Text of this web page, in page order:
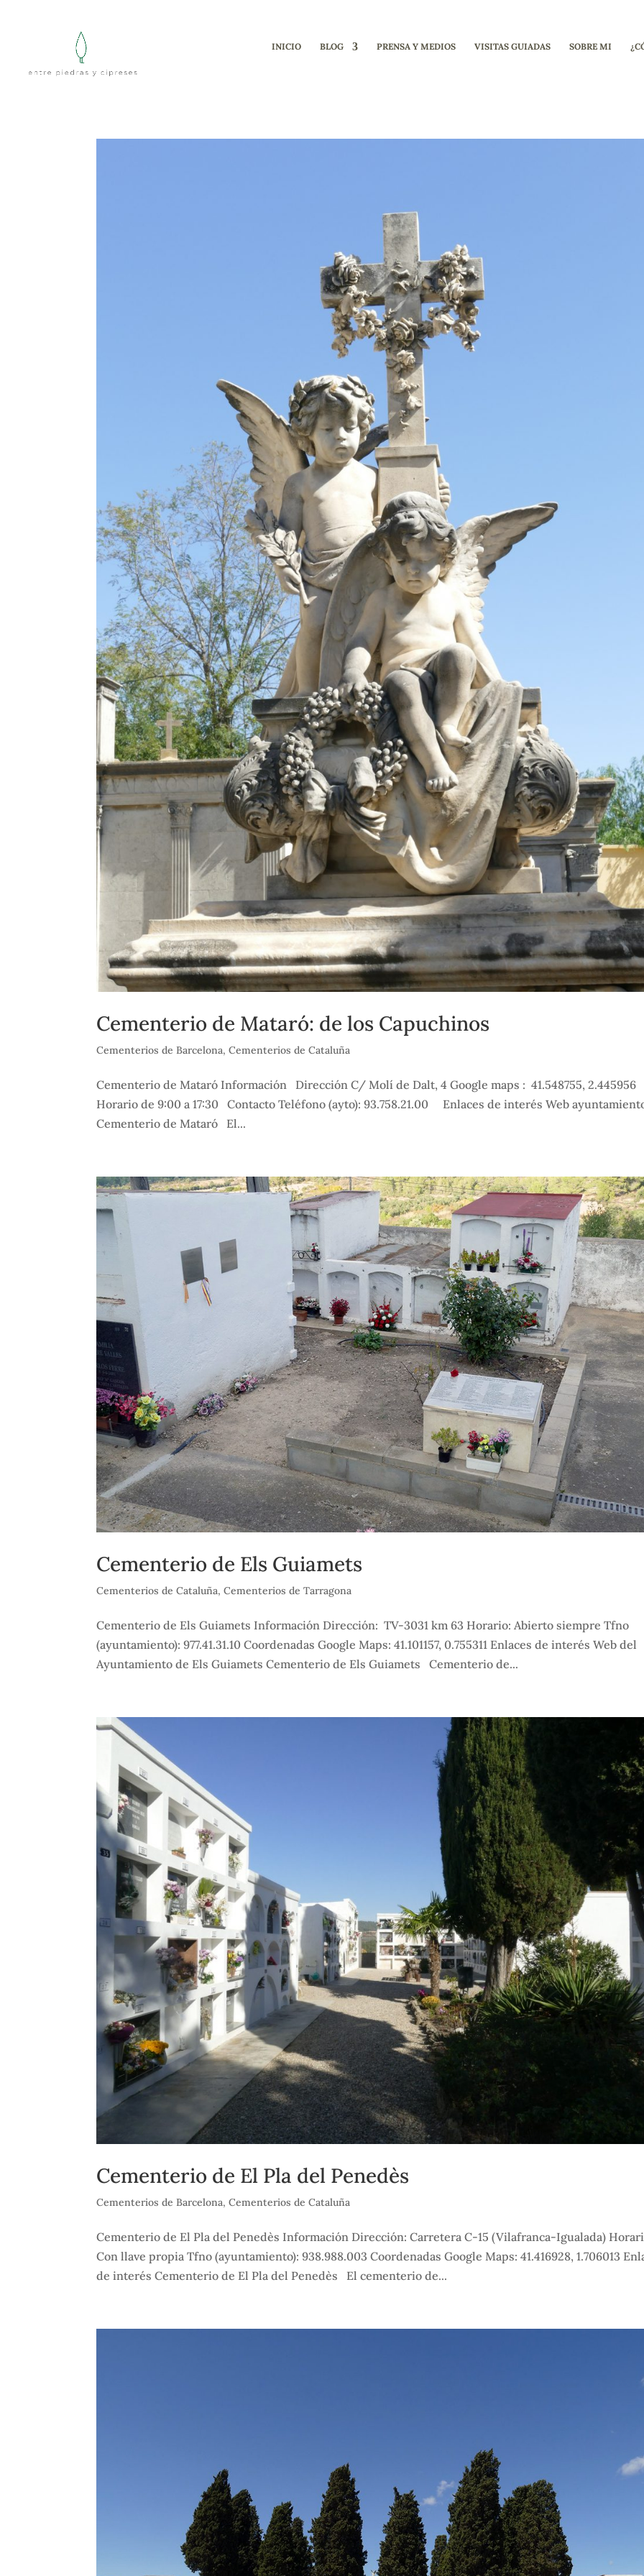
INICIO BLOG PRENSA Y MEDIOS VISITAS GUIADAS SOBRE MI
Cementerio de Mataró: de los Capuchinos
Cementerios de Barcelona,Cementerios de Cataluña
Cementerio de Mataró Información Dirección C/ Molí de Dalt, 4 Google maps : 41.548755, 2.445956
Horario de 9:00 a 17:30 Contacto Teléfono (ayto): 93.758.21.00 Enlaces de interés Web
Cementerio de Mataró El...
Cementerio de Els Guiamets
Cementerios de Cataluña,Cementerios de Tarragona
Cementerio de Els Guiamets Información Dirección: TV-3031 km 63 Horario: Abierto siempre Tfno
(ayuntamiento): 977.41.31.10 Coordenadas Google Maps: 41.101157, 0.755311 Enlaces de interés Web del
Ayuntamiento de Els Guiamets Cementerio de Els Guiamets Cementerio de...
Cementerio de El Pla del Penedès
Cementerios de Barcelona,Cementerios de Cataluña
Cementerio de El Pla del Penedès Información Dirección: Carretera C-15 (Vilafranca-Igualada)
Con llave propia Tfno (ayuntamiento): 938.988.003 Coordenadas Google Maps: 41.416928, 1.706013
de interés Cementerio de El Pla del Penedès El cementerio de...